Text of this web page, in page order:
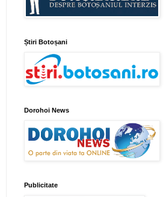
Știri Botoșani
Dorohoi News
Publicitate